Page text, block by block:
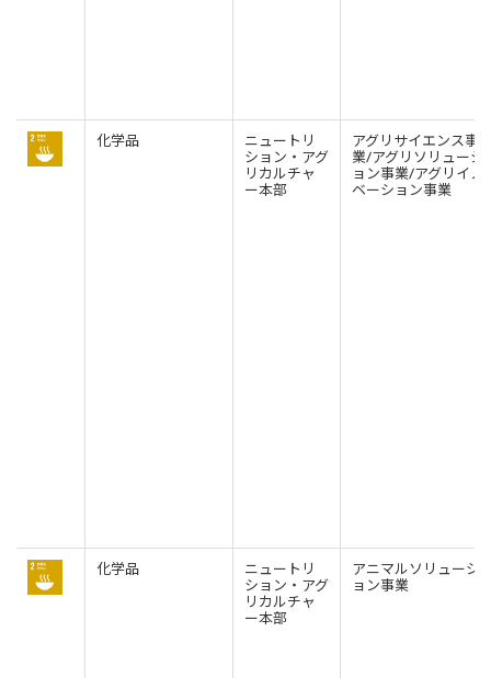
化学品 ニュートリ
ション・アグ
リカルチャ
ー本部
アグリサイエンス事
業/アグリソリューシ
ョン事業/アグリイノ
ベーション事業
化学品 ニュートリ
ション・アグ
リカルチャ
ー本部
アニマルソリューシ
ョン事業